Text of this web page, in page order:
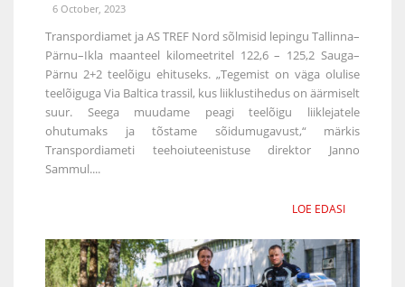
6 October, 2023
Transpordiamet ja AS TREF Nord sõlmisid lepingu Tallinna–
Pärnu–Ikla maanteel kilomeetritel 122,6 – 125,2 Sauga–
Pärnu 2+2 teelõigu ehituseks. „Tegemist on väga olulise
teelõiguga Via Baltica trassil, kus liiklustihedus on äärmiselt
suur. Seega muudame peagi teelõigu liiklejatele
ohutumaks ja tõstame sõidumugavust,“ märkis
Transpordiameti teehoiuteenistuse direktor Janno
Sammul....
LOE EDASI